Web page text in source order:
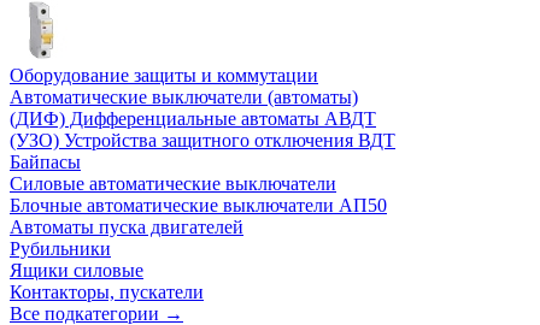
Оборудование защиты и коммутации
Автоматические выключатели (автоматы)
(ДИФ) Дифференциальные автоматы АВДТ
(УЗО) Устройства защитного отключения ВДТ
Байпасы
Силовые автоматические выключатели
Блочные автоматические выключатели АП50
Автоматы пуска двигателей
Рубильники
Ящики силовые
Контакторы, пускатели
Все подкатегории →